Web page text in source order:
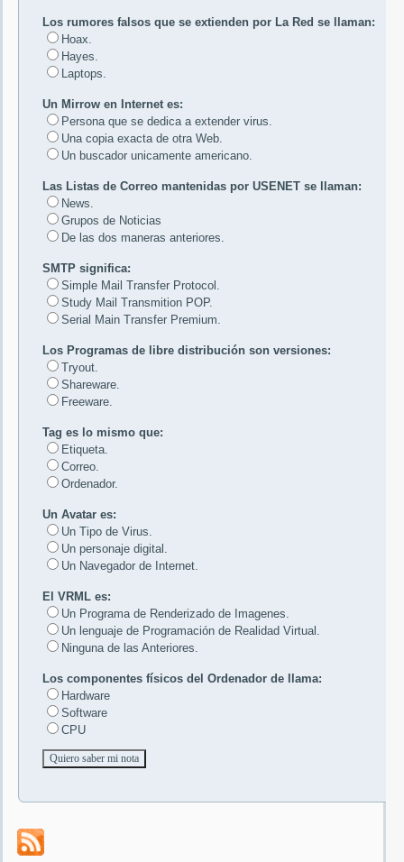
Los rumores falsos que se extienden por La Red se llaman:
Hoax.
Hayes.
Laptops.
Un Mirrow en Internet es:
Persona que se dedica a extender virus.
Una copia exacta de otra Web.
Un buscador unicamente americano.
Las Listas de Correo mantenidas por USENET se llaman:
News.
Grupos de Noticias
De las dos maneras anteriores.
SMTP significa:
Simple Mail Transfer Protocol.
Study Mail Transmition POP.
Serial Main Transfer Premium.
Los Programas de libre distribución son versiones:
Tryout.
Shareware.
Freeware.
Tag es lo mismo que:
Etiqueta.
Correo.
Ordenador.
Un Avatar es:
Un Tipo de Virus.
Un personaje digital.
Un Navegador de Internet.
El VRML es:
Un Programa de Renderizado de Imagenes.
Un lenguaje de Programación de Realidad Virtual.
Ninguna de las Anteriores.
Los componentes físicos del Ordenador de llama:
Hardware
Software
CPU